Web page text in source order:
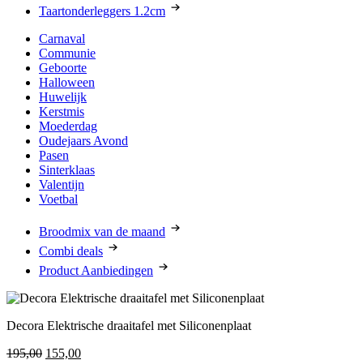
Taartonderleggers 1.2cm
Carnaval
Communie
Geboorte
Halloween
Huwelijk
Kerstmis
Moederdag
Oudejaars Avond
Pasen
Sinterklaas
Valentijn
Voetbal
Broodmix van de maand
Combi deals
Product Aanbiedingen
Decora Elektrische draaitafel met Siliconenplaat
195,00 Oorspronkelijke
155,00Huidige